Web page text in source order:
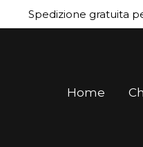
Spedizione gratuita
Home